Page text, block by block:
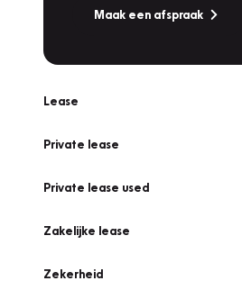
Maak een afspraak
Lease
Private lease
Private lease used
Zakelijke lease
Zekerheid